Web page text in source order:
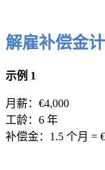
解雇补偿金
示例 1
月薪：€4,000
工龄：6 年
补偿金：1.5 个月 =